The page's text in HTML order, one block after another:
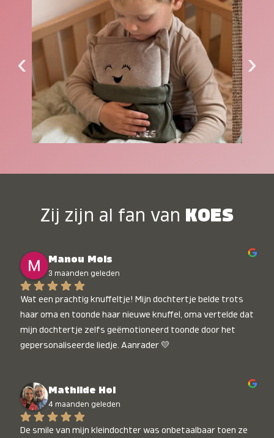
‹ ›
Zij zijn al fan van KOES
Manou Mols
3 maanden geleden
Wat een prachtig knuffeltje! Mijn dochtertje belde trots
haar oma en toonde haar nieuwe knuffel, oma vertelde dat
mijn dochtertje zelfs geëmotioneerd toonde door het
gepersonaliseerde liedje. Aanrader 💛
Mathilde Hol
4 maanden geleden
De smile van mijn kleindochter was onbetaalbaar toen ze